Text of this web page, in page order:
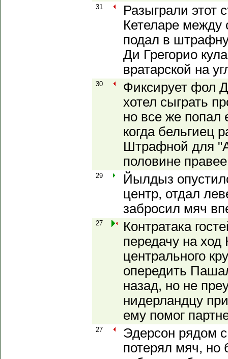
31
Разыграли этот
Кетеларе между
подал в
Ди Грегорио
вратарской на
30
Фиксирует фол
хотел сыграть
но все же попал
когда бельгиец
Штрафной для
половине
29
Йылдыз
центр, отдал
забросил мяч
27
Контратака
передачу на
центрального
опередить
назад, но не
нидерландцу
ему помог
27
Эдерсон рядом
потерял мяч, но